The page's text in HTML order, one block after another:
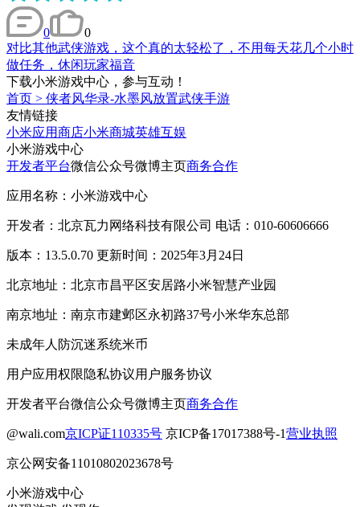
0
0
对比其他武侠游戏，这个真的太轻松了，不用每天花几个小时
做任务，休闲玩家福音
下载小米游戏中心，参与互动！
首页 > 侠者风华录-水墨风放置武侠手游
友情链接
小米应用商店小米商城英雄互娱
小米游戏中心
开发者平台微信公众号微博主页商务合作
应用名称：小米游戏中心
开发者：北京瓦力网络科技有限公司 电话：010-60606666
版本：13.5.0.70 更新时间：2025年3月24日
北京地址：北京市昌平区安居路小米智慧产业园
南京地址：南京市建邺区永初路37号小米华东总部
未成年人防沉迷系统米币
用户应用权限隐私协议用户服务协议
开发者平台微信公众号微博主页商务合作
@wali.com京ICP证110335号 京ICP备17017388号-1营业执照
京公网安备11010802023678号
小米游戏中心